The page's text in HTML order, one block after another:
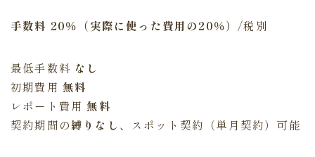
手数料 20％（実際に使った費用の20％） /税別
最低手数料 なし
初期費用 無料
レポート費用無料
契約期間の縛りなし、スポット契約（単月契約）可能